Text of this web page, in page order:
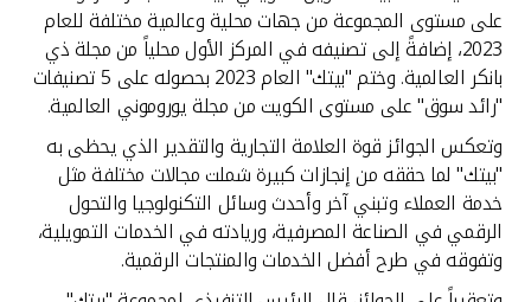
اتصل بنا
مواقع الفروع وأجهزة الصرف الآلي
ألمانيا
ماليزيا
على مستوى المجموعة من جهات محلية وعالمية مختلفة للعام
2023، إضافةً إلى تصنيفه في المركز الأول محلياً من مجلة ذي
بانكر العالمية. وختم "بيتك" العام 2023 بحصوله على 5 تصنيفات
"رائد سوق" على مستوى الكويت من مجلة يوروموني العالمية.
وتعكس الجوائز قوة العلامة التجارية والتقدير الذي يحظى به
"بيتك" لما حققه من إنجازات كبيرة شملت مجالات مختلفة مثل
خدمة العملاء وتبني آخر وأحدث وسائل التكنولوجيا والتحول
الرقمي في الصناعة المصرفية، وريادته في الخدمات التمويلية،
وتفوقه في طرح أفضل الخدمات والمنتجات الرقمية.